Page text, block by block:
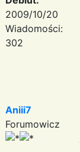
2009/10/20
Wiadomości:
302
Aniii7
Forumowicz